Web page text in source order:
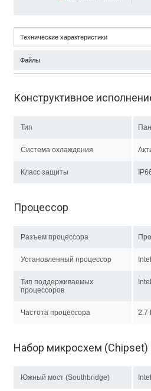
Технические характеристики
Файлы
Конструктивное
Тип
Система охлаждения
Класс защиты
Процессор
Разъем процессора
Установленный процессор
Тип поддерживаемых
процессоров
Частота процессора 2.7
Набор микросхем (Chipset)
Южный мост (Southbridge)